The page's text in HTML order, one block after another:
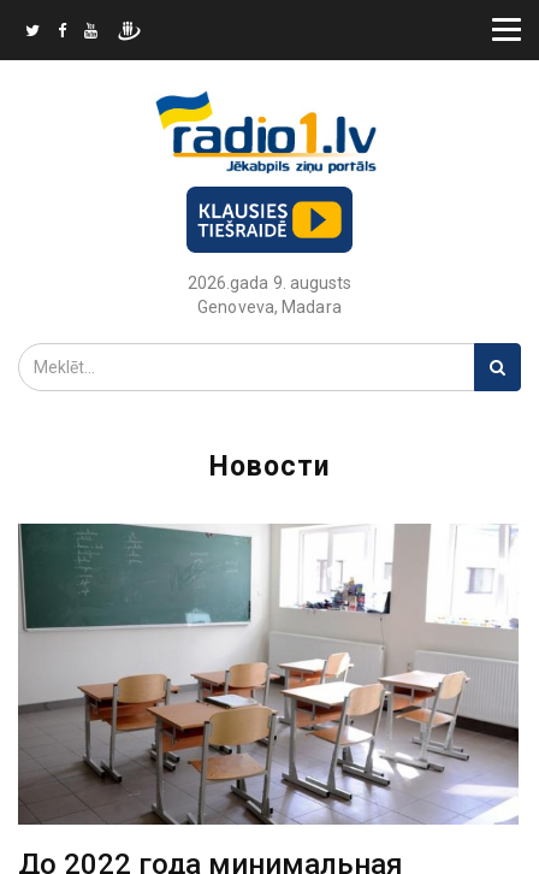
2026.gada 9. augusts
Genoveva, Madara
Новости
До 2022 года минимальная